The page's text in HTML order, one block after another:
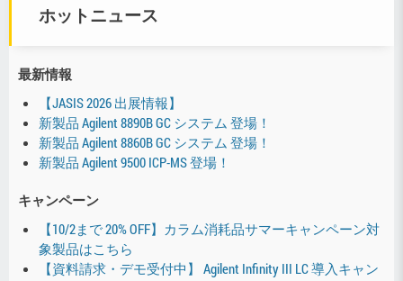
ホットニュース
最新情報
【JASIS 2026 出展情報】
新製品 Agilent 8890B GC システム 登場！
新製品 Agilent 8860B GC システム 登場！
新製品 Agilent 9500 ICP-MS 登場！
キャンペーン
【10/2まで 20% OFF】カラム消耗品サマーキャンペーン対
象製品はこちら
【資料請求・デモ受付中】 Agilent Infinity III LC 導入キャン